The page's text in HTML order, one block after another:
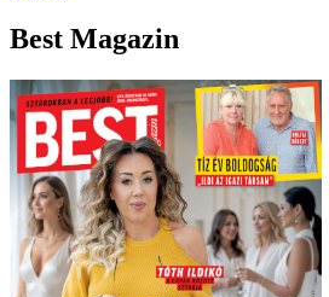
Best Magazin